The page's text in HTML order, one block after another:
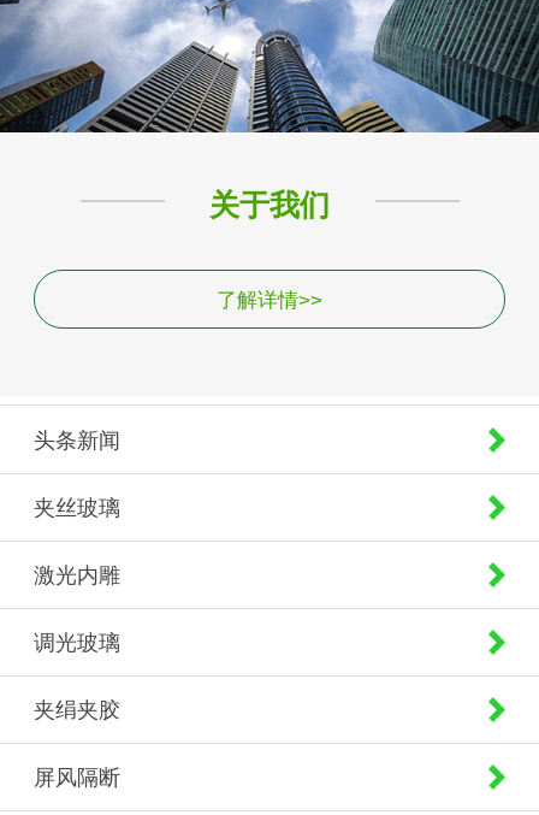
关于我们
了解详情>>
头条新闻
夹丝玻璃
激光内雕
调光玻璃
夹绢夹胶
屏风隔断